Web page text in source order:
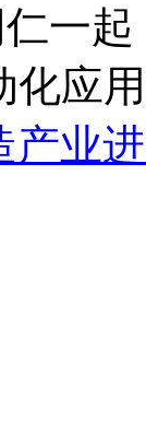
一
化应
产业